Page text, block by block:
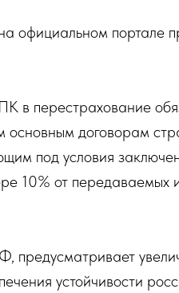
официальном портале
в перестрахование
основным договорам
под условия
10% от передаваемых
предусматривает
устойчивости